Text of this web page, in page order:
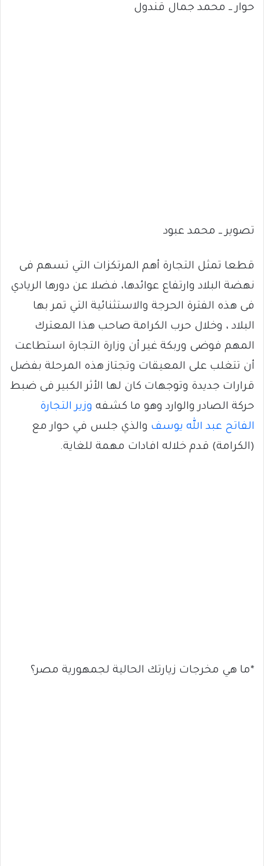
حوار ــ محمد جمال قندول
تصوير ــ محمد عبود
قطعا تمثل التجارة أهم المرتكزات التي تسهم فى
نهضة البلاد وارتفاع عوائدها، فضلا عن دورها الريادي
فى هذه الفترة الحرجة والاستثنائية التي تمر بها
البلاد ، وخلال حرب الكرامة صاحب هذا المعترك
المهم فوضى وربكة غير أن وزارة التجارة استطاعت
أن تتغلب على المعيقات وتجتاز هذه المرحلة بفضل
قرارات جديدة وتوجهات كان لها الأثر الكبير فى ضبط
حركة الصادر والوارد وهو ما كشفه وزير التجارة
الفاتح عبد الله يوسف والذي جلس في حوار مع
(الكرامة) قدم خلاله افادات مهمة للغاية.
*ما هي مخرجات زيارتك الحالية لجمهورية مصر؟